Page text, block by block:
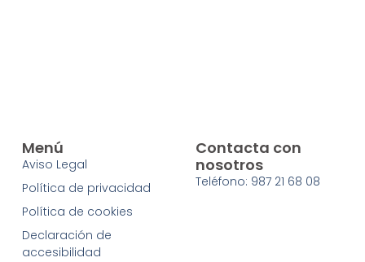
Menú
Aviso Legal
Política de privacidad
Política de cookies
Declaración de
accesibilidad
Contacta con
nosotros
Teléfono: 987 21 68 08